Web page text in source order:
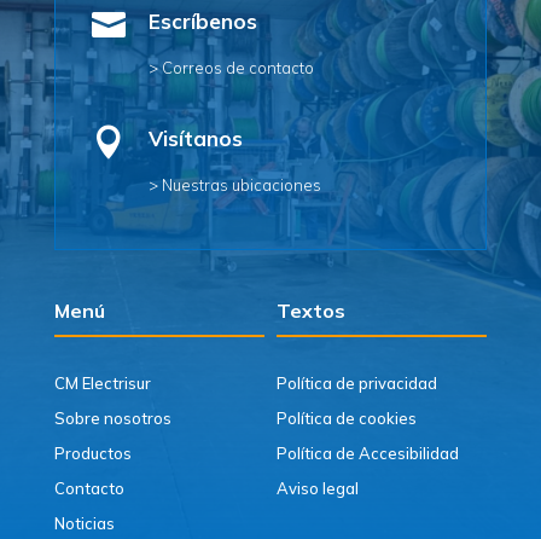
 Escríbenos
> Correos de contacto
 Visítanos
> Nuestras ubicaciones
Menú Textos
CM Electrisur
Sobre nosotros
Productos
Contacto
Noticias
Política de privacidad
Política de cookies
Política de Accesibilidad
Aviso legal